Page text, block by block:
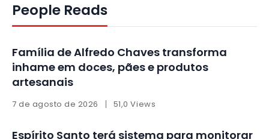
People Reads
Família de Alfredo Chaves transforma
inhame em doces, pães e produtos
artesanais
7 de agosto de 2026 51,0 Views
Espírito Santo terá sistema para monitorar